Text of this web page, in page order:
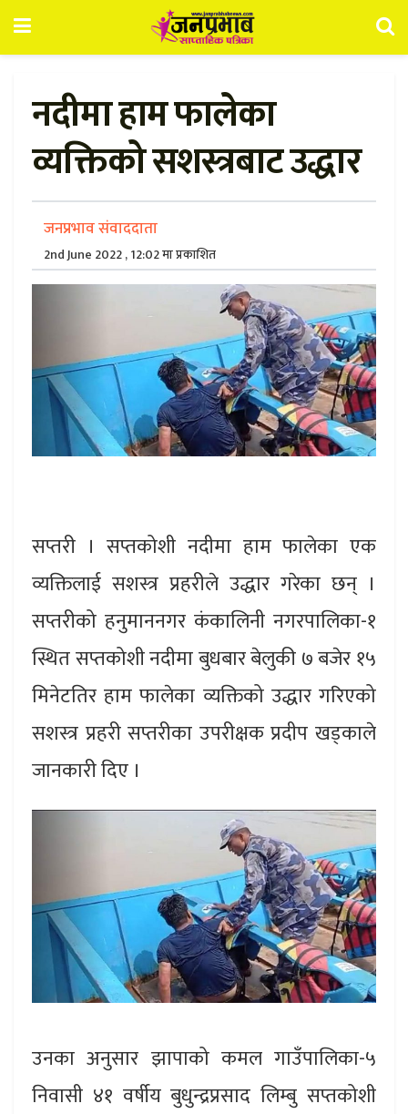
नदीमा हाम फालेका
व्यक्तिको सशस्त्रबाट उद्धार
जनप्रभाव संवाददाता
2nd June 2022 , 12:02 मा प्रकाशित
सप्तरी । सप्तकोशी नदीमा हाम फालेका एक
व्यक्तिलाई सशस्त्र प्रहरीले उद्धार गरेका छन् ।
सप्तरीको हनुमाननगर कंकालिनी नगरपालिका-१
स्थित सप्तकोशी नदीमा बुधबार बेलुकी ७ बजेर १५
मिनेटतिर हाम फालेका व्यक्तिको उद्धार गरिएको
सशस्त्र प्रहरी सप्तरीका उपरीक्षक प्रदीप खड्काले
जानकारी दिए ।
उनका अनुसार झापाको कमल गाउँपालिका-५
निवासी ४१ वर्षीय बुधुन्द्रप्रसाद लिम्बु सप्तकोशी